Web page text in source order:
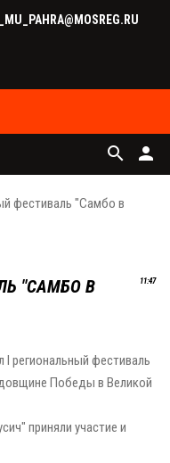
person
search
фестиваль "Самбо в
11:47
"САМБО В
I региональный фестиваль
Победы в Великой
приняли участие и